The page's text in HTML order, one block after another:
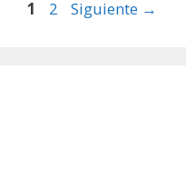
Página
1 Página
2 Siguiente →